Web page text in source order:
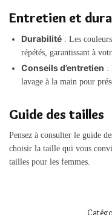
Entretien et
Durabilité : Les
répétés, garantissant à
Conseils d’entretien :
lavage à la main pour
Guide des tailles
Pensez à consulter le guide
choisir la taille qui vous
tailles pour les femmes.